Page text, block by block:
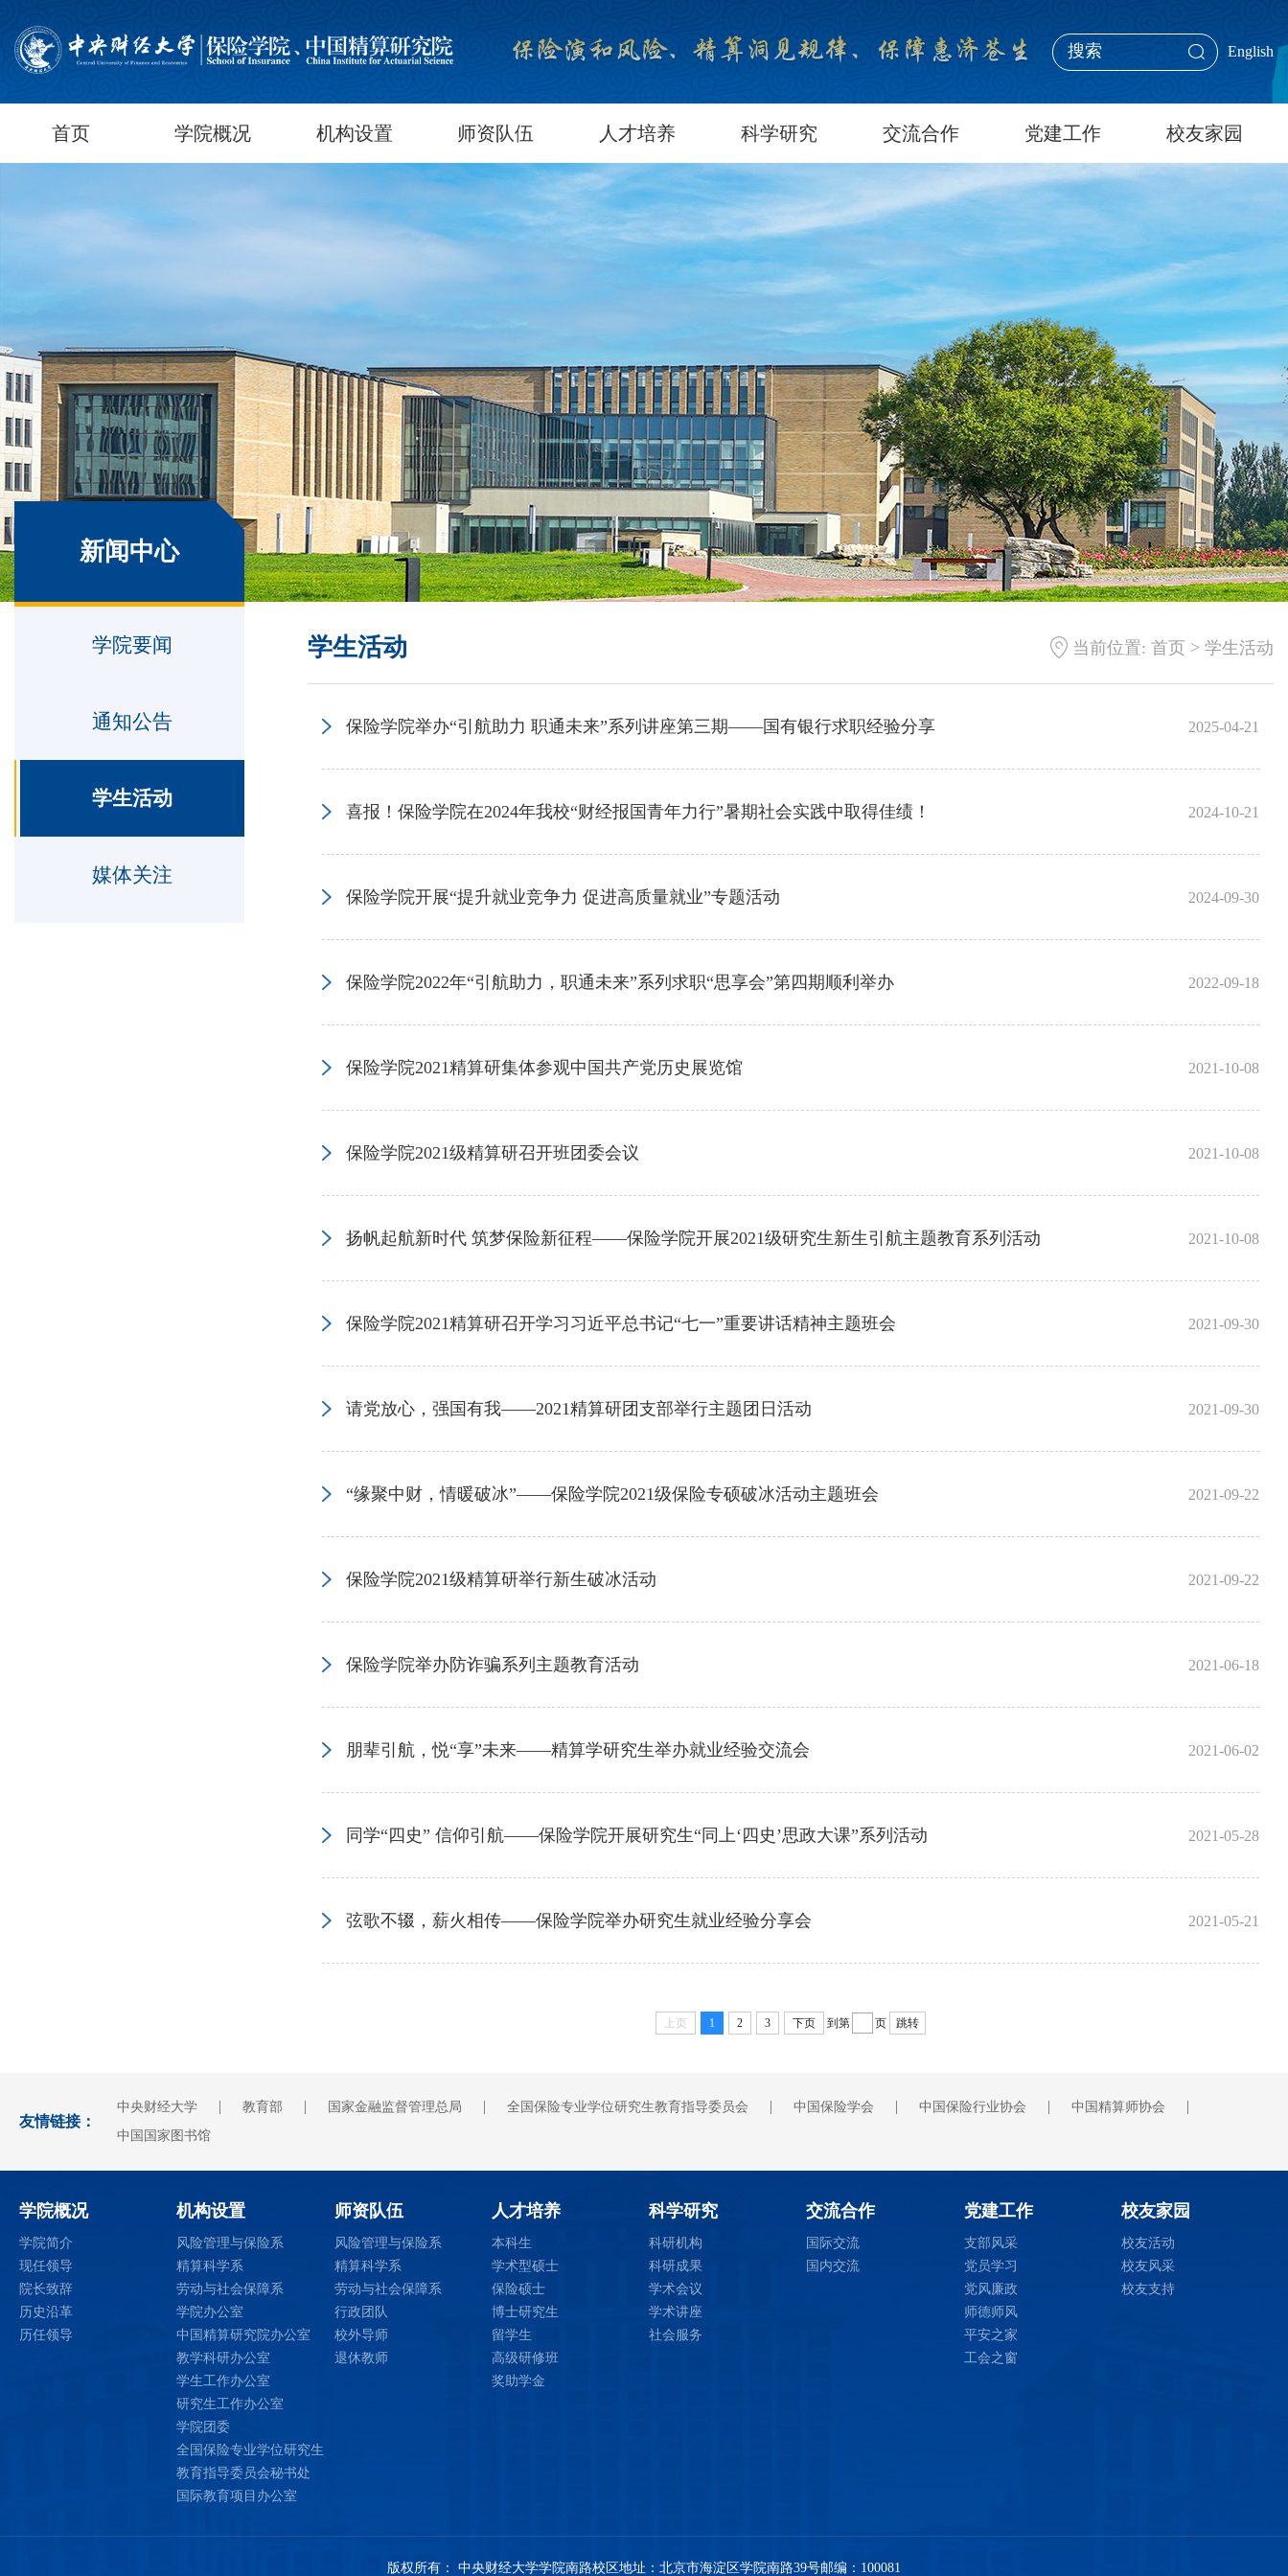
English
首页 学院概况 机构设置 师资队伍 人才培养 科学研究 交流合作 党建工作 校友家园
新闻中心
学院要闻
通知公告
学生活动
媒体关注
学生活动 当前位置: 首页 > 学生活动
保险学院举办“引航助力 职通未来”系列讲座第三期——国有银行求职经验分享 2025-04-21
喜报！保险学院在2024年我校“财经报国青年力行”暑期社会实践中取得佳绩！ 2024-10-21
保险学院开展“提升就业竞争力 促进高质量就业”专题活动 2024-09-30
保险学院2022年“引航助力，职通未来”系列求职“思享会”第四期顺利举办 2022-09-18
保险学院2021精算研集体参观中国共产党历史展览馆 2021-10-08
保险学院2021级精算研召开班团委会议 2021-10-08
扬帆起航新时代 筑梦保险新征程——保险学院开展2021级研究生新生引航主题教育系列活动 2021-10-08
保险学院2021精算研召开学习习近平总书记“七一”重要讲话精神主题班会 2021-09-30
请党放心，强国有我——2021精算研团支部举行主题团日活动 2021-09-30
“缘聚中财，情暖破冰”——保险学院2021级保险专硕破冰活动主题班会 2021-09-22
保险学院2021级精算研举行新生破冰活动 2021-09-22
保险学院举办防诈骗系列主题教育活动 2021-06-18
朋辈引航，悦“享”未来——精算学研究生举办就业经验交流会 2021-06-02
同学“四史” 信仰引航——保险学院开展研究生“同上‘四史’思政大课”系列活动 2021-05-28
弦歌不辍，薪火相传——保险学院举办研究生就业经验分享会 2021-05-21
上页 1 2 3 下页 到第 页 跳转
友情链接：
中央财经大学 | 教育部 | 国家金融监督管理总局 | 全国保险专业学位研究生教育指导委员会 | 中国保险学会 | 中国保险行业协会 | 中国精算师协会 |
中国国家图书馆
学院概况
学院简介
现任领导
院长致辞
历史沿革
历任领导
机构设置
风险管理与保险系
精算科学系
劳动与社会保障系
学院办公室
中国精算研究院办公室
教学科研办公室
学生工作办公室
研究生工作办公室
学院团委
全国保险专业学位研究生
教育指导委员会秘书处
国际教育项目办公室
师资队伍
风险管理与保险系
精算科学系
劳动与社会保障系
行政团队
校外导师
退休教师
人才培养
本科生
学术型硕士
保险硕士
博士研究生
留学生
高级研修班
奖助学金
科学研究
科研机构
科研成果
学术会议
学术讲座
社会服务
交流合作
国际交流
国内交流
党建工作
支部风采
党员学习
党风廉政
师德师风
平安之家
工会之窗
校友家园
校友活动
校友风采
校友支持
版权所有： 中央财经大学学院南路校区地址：北京市海淀区学院南路39号邮编：100081